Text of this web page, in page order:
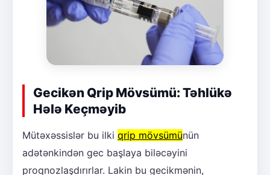
Gecikən Qrip Mövsümü: Təhlükə
Hələ Keçməyib
Mütəxəssislər bu ilki qrip mövsümünün
adətənkindən gec başlaya biləcəyini
proqnozlaşdırırlar. Lakin bu gecikmənin,